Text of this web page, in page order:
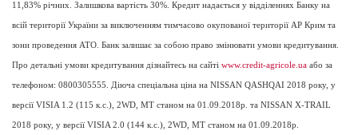
11,83% річних. Залишкова вартість 30%. Кредит надається у відділеннях Банку на
всій території України за виключенням тимчасово окупованої території АР Крим та
зони проведення АТО. Банк залишає за собою право змінювати умови кредитування.
Про детальні умови кредитування дізнайтесь на сайті www.credit-agricole.ua або за
телефоном: 0800305555. Діюча спеціальна ціна на NISSAN QASHQAI 2018 року, у
версії VISIA 1.2 (115 к.с.), 2WD, МТ станом на 01.09.2018р. та NISSAN X-TRAIL
2018 року, у версії VISIA 2.0 (144 к.с.), 2WD, МТ станом на 01.09.2018р.